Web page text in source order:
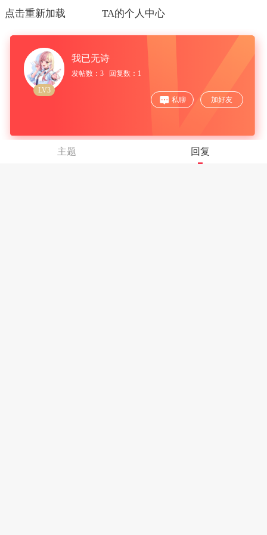
点击重新加载 TA的个人中心
LV3
我已无诗
发帖数：3 回复数：1
私聊 加好友
主题 回复